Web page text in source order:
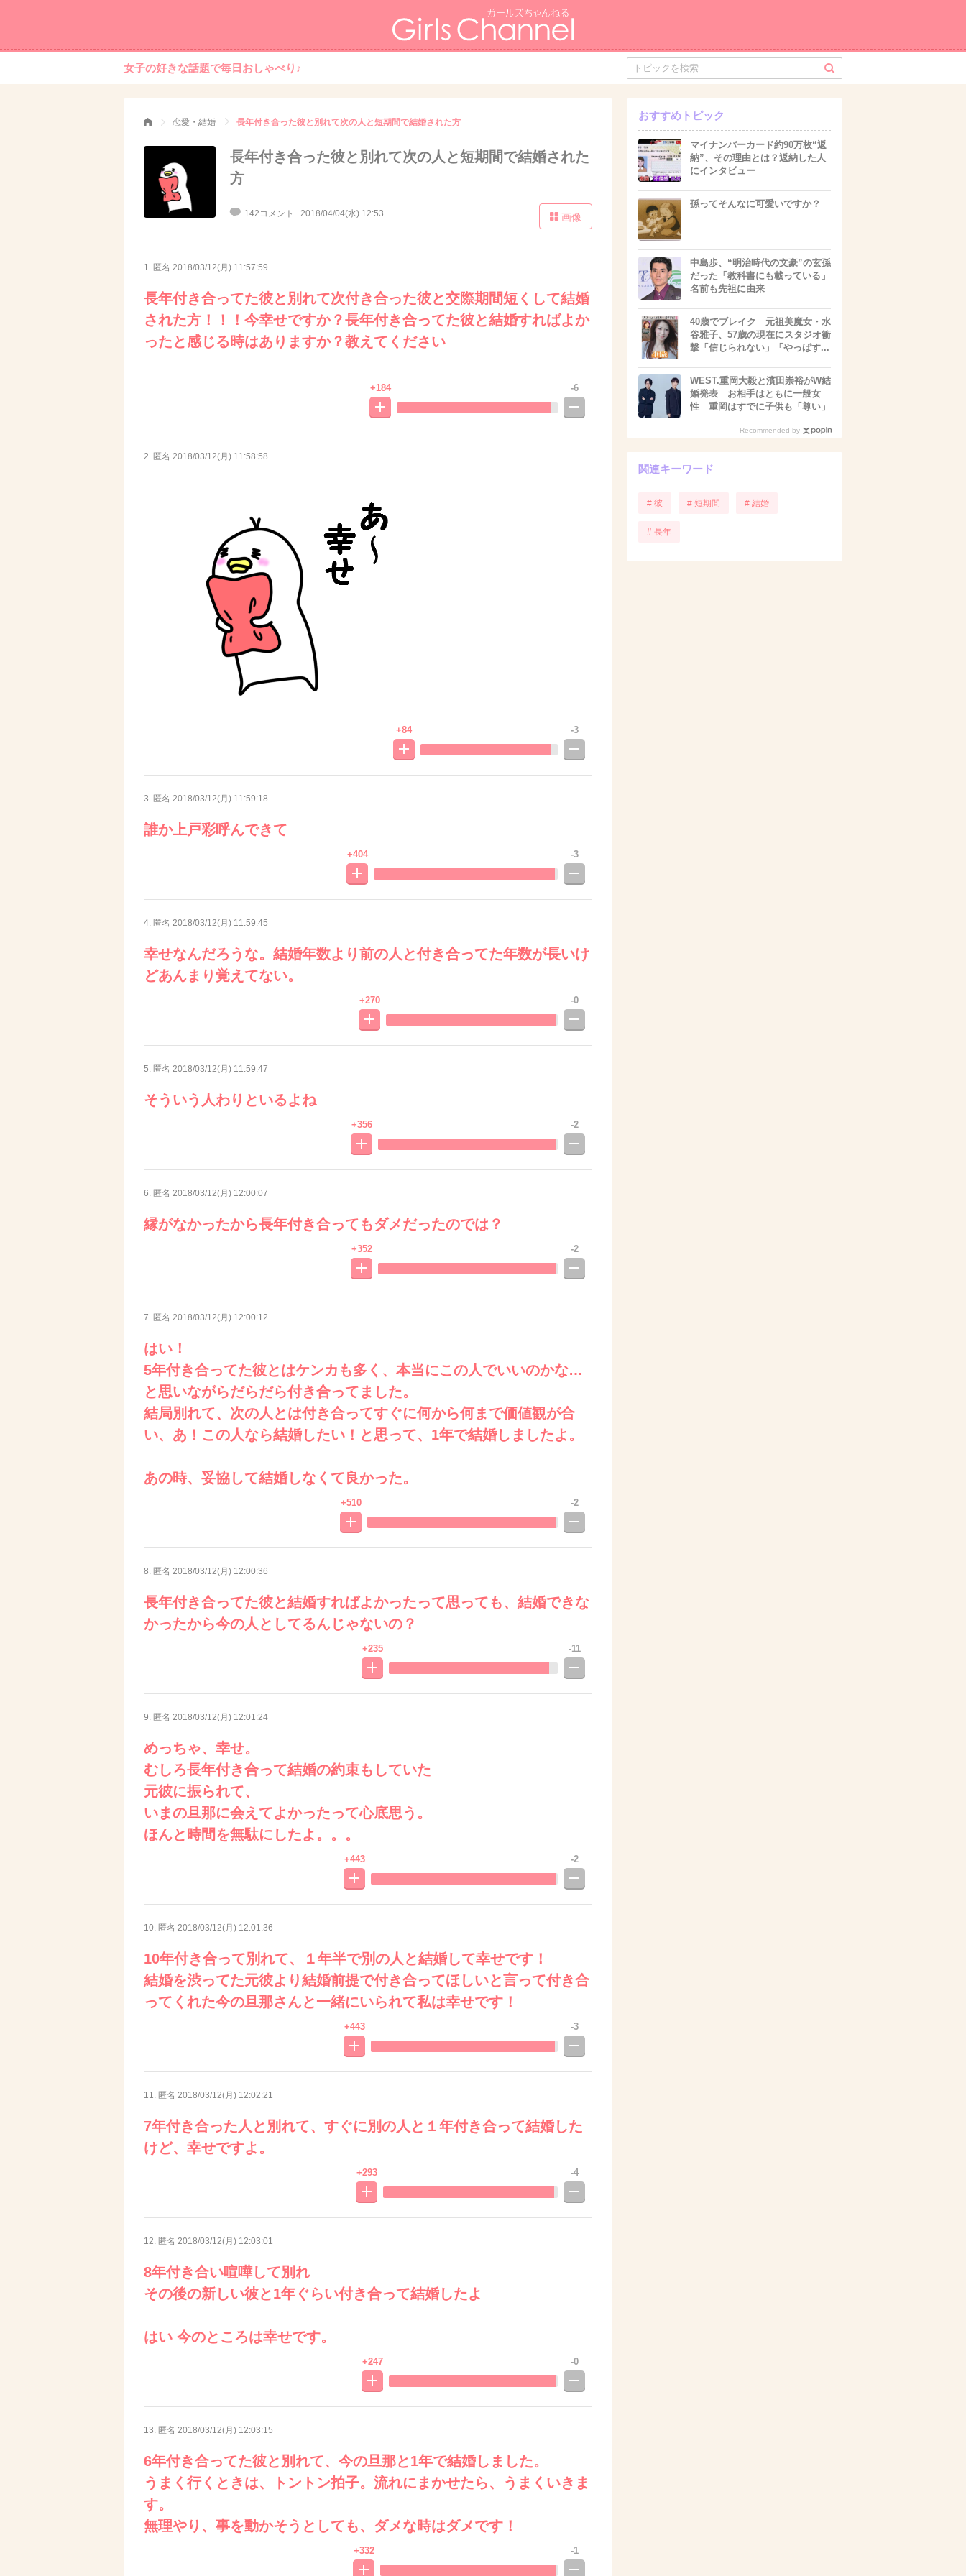
女子の好きな話題で毎日おしゃべり♪
恋愛・結婚 長年付き合った彼と別れて次の人と短期間で結婚された方
長年付き合った彼と別れて次の人と短期間で結婚された
方
142コメント 2018/04/04(水) 12:53 画像
1. 匿名 2018/03/12(月) 11:57:59
長年付き合ってた彼と別れて次付き合った彼と交際期間短くして結婚
された方！！！今幸せですか？長年付き合ってた彼と結婚すればよか
ったと感じる時はありますか？教えてください
+184 -6
2. 匿名 2018/03/12(月) 11:58:58
+84 -3
3. 匿名 2018/03/12(月) 11:59:18
誰か上戸彩呼んできて
+404 -3
4. 匿名 2018/03/12(月) 11:59:45
幸せなんだろうな。結婚年数より前の人と付き合ってた年数が長いけ
どあんまり覚えてない。
+270 -0
5. 匿名 2018/03/12(月) 11:59:47
そういう人わりといるよね
+356 -2
6. 匿名 2018/03/12(月) 12:00:07
縁がなかったから長年付き合ってもダメだったのでは？
+352 -2
7. 匿名 2018/03/12(月) 12:00:12
はい！
5年付き合ってた彼とはケンカも多く、本当にこの人でいいのかな…
と思いながらだらだら付き合ってました。
結局別れて、次の人とは付き合ってすぐに何から何まで価値観が合
い、あ！この人なら結婚したい！と思って、1年で結婚しましたよ。
あの時、妥協して結婚しなくて良かった。
+510 -2
8. 匿名 2018/03/12(月) 12:00:36
長年付き合ってた彼と結婚すればよかったって思っても、結婚できな
かったから今の人としてるんじゃないの？
+235 -11
9. 匿名 2018/03/12(月) 12:01:24
めっちゃ、幸せ。
むしろ長年付き合って結婚の約束もしていた
元彼に振られて、
いまの旦那に会えてよかったって心底思う。
ほんと時間を無駄にしたよ。。。
+443 -2
10. 匿名 2018/03/12(月) 12:01:36
10年付き合って別れて、１年半で別の人と結婚して幸せです！
結婚を渋ってた元彼より結婚前提で付き合ってほしいと言って付き合
ってくれた今の旦那さんと一緒にいられて私は幸せです！
+443 -3
11. 匿名 2018/03/12(月) 12:02:21
7年付き合った人と別れて、すぐに別の人と１年付き合って結婚した
けど、幸せですよ。
+293 -4
12. 匿名 2018/03/12(月) 12:03:01
8年付き合い喧嘩して別れ
その後の新しい彼と1年ぐらい付き合って結婚したよ
はい 今のところは幸せです。
+247 -0
13. 匿名 2018/03/12(月) 12:03:15
6年付き合ってた彼と別れて、今の旦那と1年で結婚しました。
うまく行くときは、トントン拍子。流れにまかせたら、うまくいきま
す。
無理やり、事を動かそうとしても、ダメな時はダメです！
+332 -1
おすすめトピック
マイナンバーカード約90万枚“返
納”、その理由とは？返納した人
にインタビュー
孫ってそんなに可愛いですか？
中島歩、“明治時代の文豪”の玄孫
だった「教科書にも載っている」
名前も先祖に由来
40歳でブレイク 元祖美魔女・水
谷雅子、57歳の現在にスタジオ衝
撃「信じられない」「やっぱす...
WEST.重岡大毅と濱田崇裕がW結
婚発表 お相手はともに一般女
性 重岡はすでに子供も「尊い」
Recommended by
関連キーワード
# 彼 # 短期間 # 結婚
# 長年